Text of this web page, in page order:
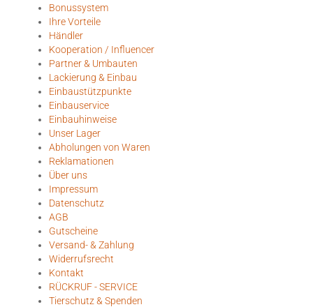
Bonussystem
Ihre Vorteile
Händler
Kooperation / Influencer
Partner & Umbauten
Lackierung & Einbau
Einbaustützpunkte
Einbauservice
Einbauhinweise
Unser Lager
Abholungen von Waren
Reklamationen
Über uns
Impressum
Datenschutz
AGB
Gutscheine
Versand- & Zahlung
Widerrufsrecht
Kontakt
RÜCKRUF - SERVICE
Tierschutz & Spenden